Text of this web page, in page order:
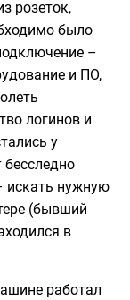
розеток,
было
–
и ПО,
логинов и
у
искать нужную
(бывший
в
работал